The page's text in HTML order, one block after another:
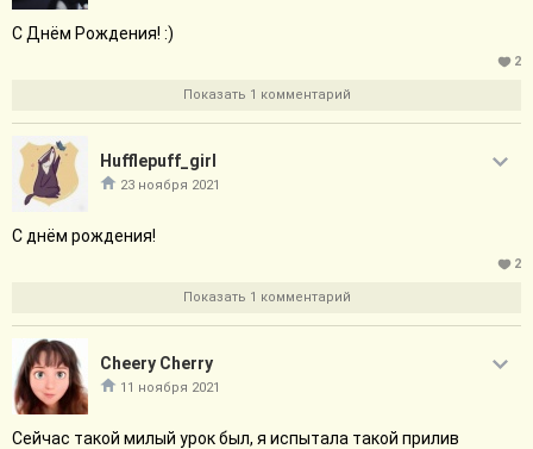
С Днём Рождения! :)
2
Показать 1 комментарий
Hufflepuff_girl
23 ноября 2021
С днём рождения!
2
Показать 1 комментарий
Cheery Cherry
11 ноября 2021
Сейчас такой милый урок был, я испытала такой прилив